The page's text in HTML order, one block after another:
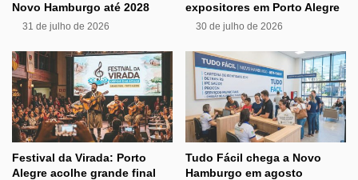
Novo Hamburgo até 2028
31 de julho de 2026
expositores em Porto Alegre
30 de julho de 2026
Festival da Virada: Porto
Alegre acolhe grande final
Tudo Fácil chega a Novo
Hamburgo em agosto